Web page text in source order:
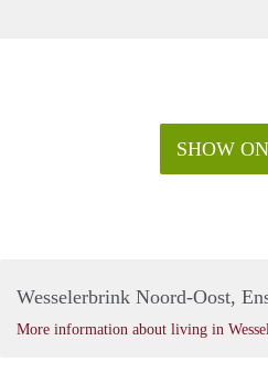
SHOW
Wesselerbrink Noord-Oost,
More information about living in